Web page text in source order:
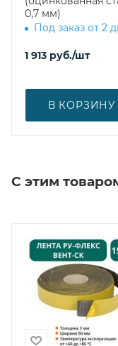
0,7 мм)
Под заказ от 2
1 913 руб./шт
В КОРЗИНУ
С этим